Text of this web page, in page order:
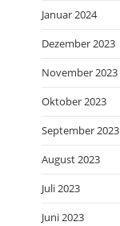
Januar 2024
Dezember 2023
November 2023
Oktober 2023
September 2023
August 2023
Juli 2023
Juni 2023